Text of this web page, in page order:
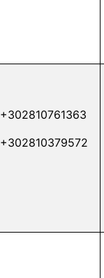
+302810761363
+302810379572